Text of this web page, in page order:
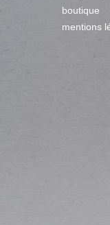
boutique
mentions